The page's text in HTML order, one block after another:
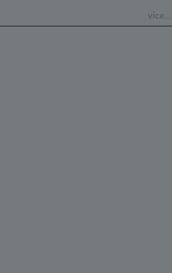
více...